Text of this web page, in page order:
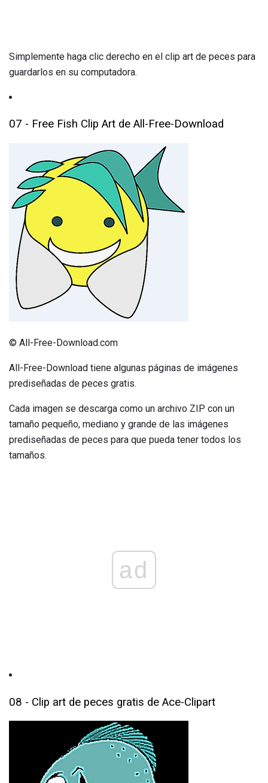
Simplemente haga clic derecho en el clip art de peces para
guardarlos en su computadora.
07 - Free Fish Clip Art de All-Free-Download
© All-Free-Download.com
All-Free-Download tiene algunas páginas de imágenes
prediseñadas de peces gratis.
Cada imagen se descarga como un archivo ZIP con un
tamaño pequeño, mediano y grande de las imágenes
prediseñadas de peces para que pueda tener todos los
tamaños.
ad
08 - Clip art de peces gratis de Ace-Clipart